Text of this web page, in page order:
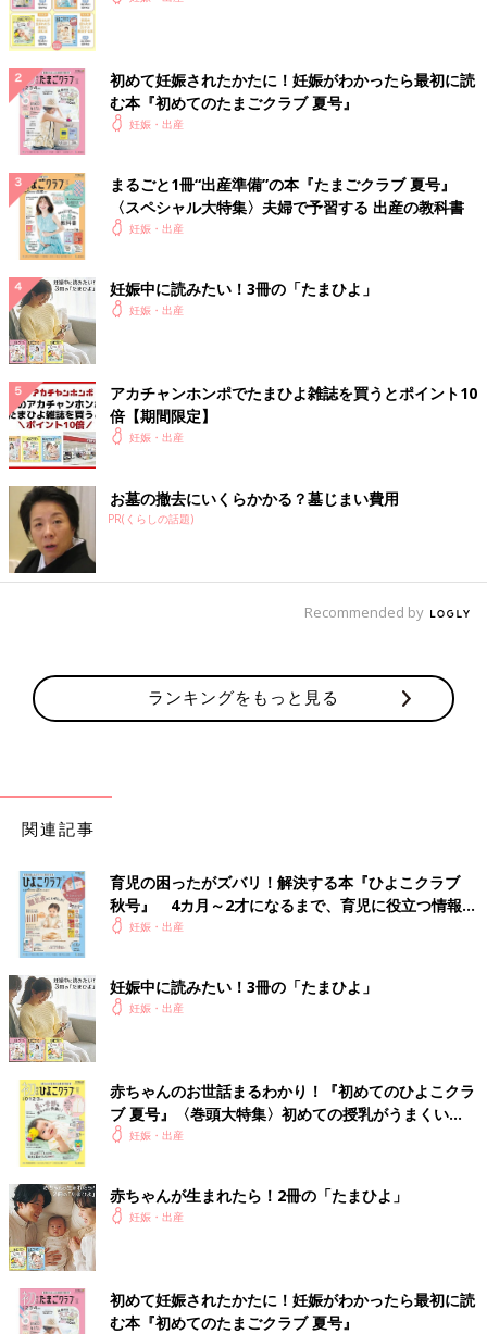
初めて妊娠されたかたに！妊娠がわかったら最初に読
む本『初めてのたまごクラブ 夏号』
妊娠・出産
まるごと1冊“出産準備”の本『たまごクラブ 夏号』
〈スペシャル大特集〉夫婦で予習する 出産の教科書
妊娠・出産
妊娠中に読みたい！3冊の「たまひよ」
妊娠・出産
アカチャンホンポでたまひよ雑誌を買うとポイント10
倍【期間限定】
妊娠・出産
お墓の撤去にいくらかかる？墓じまい費用
PR(くらしの話題)
Recommended by
ランキングをもっと見る
関連記事
育児の困ったがズバリ！解決する本『ひよこクラブ
秋号』 4カ月～2才になるまで、育児に役立つ情報が
いっぱい！
妊娠・出産
妊娠中に読みたい！3冊の「たまひよ」
妊娠・出産
赤ちゃんのお世話まるわかり！『初めてのひよこクラ
ブ 夏号』〈巻頭大特集〉初めての授乳がうまくい
く！ おっぱい・ミルクの基本と夏のトラブル 解決テ
妊娠・出産
赤ちゃんが生まれたら！2冊の「たまひよ」
妊娠・出産
初めて妊娠されたかたに！妊娠がわかったら最初に読
む本『初めてのたまごクラブ 夏号』